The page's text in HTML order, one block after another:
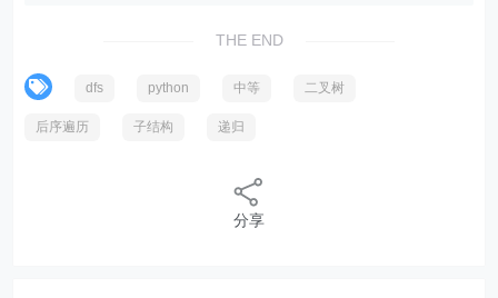
THE END
dfs python 中等 二叉树
后序遍历 子结构 递归
分享